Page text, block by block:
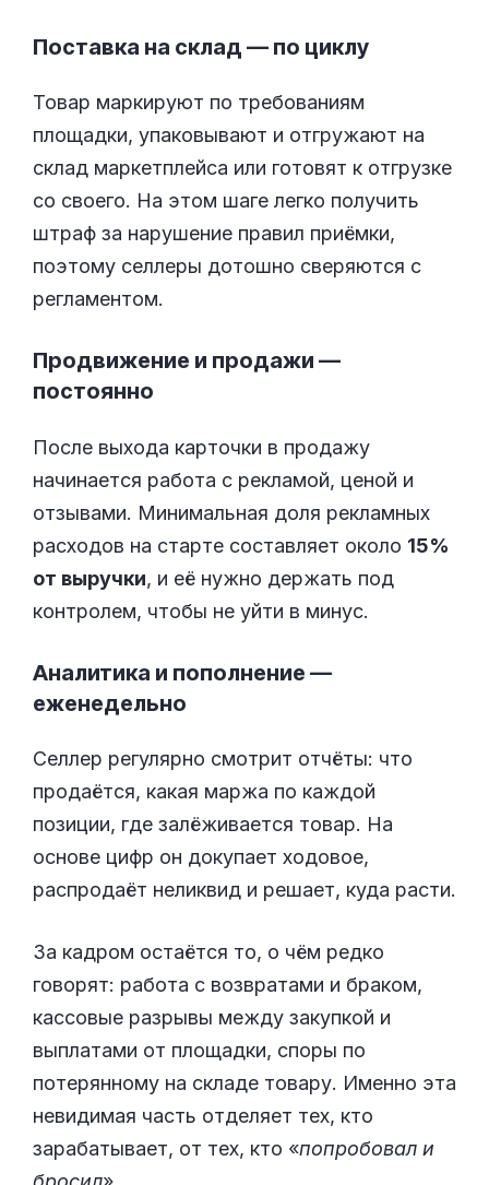
Поставка на склад — по циклу
Товар маркируют по требованиям
площадки, упаковывают и отгружают на
склад маркетплейса или готовят к отгрузке
со своего. На этом шаге легко получить
штраф за нарушение правил приёмки,
поэтому селлеры дотошно сверяются с
регламентом.
Продвижение и продажи —
постоянно
После выхода карточки в продажу
начинается работа с рекламой, ценой и
отзывами. Минимальная доля рекламных
расходов на старте составляет около 15%
от выручки, и её нужно держать под
контролем, чтобы не уйти в минус.
Аналитика и пополнение —
еженедельно
Селлер регулярно смотрит отчёты: что
продаётся, какая маржа по каждой
позиции, где залёживается товар. На
основе цифр он докупает ходовое,
распродаёт неликвид и решает, куда расти.
За кадром остаётся то, о чём редко
говорят: работа с возвратами и браком,
кассовые разрывы между закупкой и
выплатами от площадки, споры по
потерянному на складе товару. Именно эта
невидимая часть отделяет тех, кто
зарабатывает, от тех, кто «попробовал и